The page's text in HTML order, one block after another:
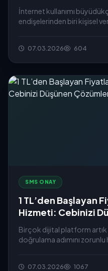
İnternet kullanımı
endişelerinden biri kişisel
07.03.2026 604
SMS ONAY
1 TL’den Başlayan
Hizmeti: Cebinizi
Birçok dijital platform artık
doğrulama adımını
07.03.2026 1067